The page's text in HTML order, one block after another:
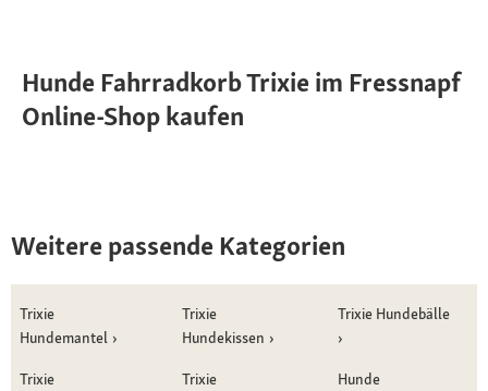
Hunde Fahrradkorb Trixie im Fressnapf
Online-Shop kaufen
Weitere passende Kategorien
Trixie
Hundemantel
Trixie
Hundekissen
Trixie Hundebälle
Trixie
Trixie
Hunde